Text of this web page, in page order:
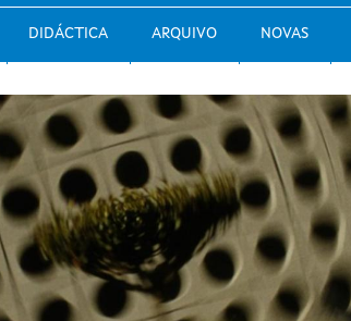
DIDÁCTICA ARQUIVO NOVAS